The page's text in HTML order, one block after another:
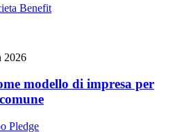
2026
modello di impresa per